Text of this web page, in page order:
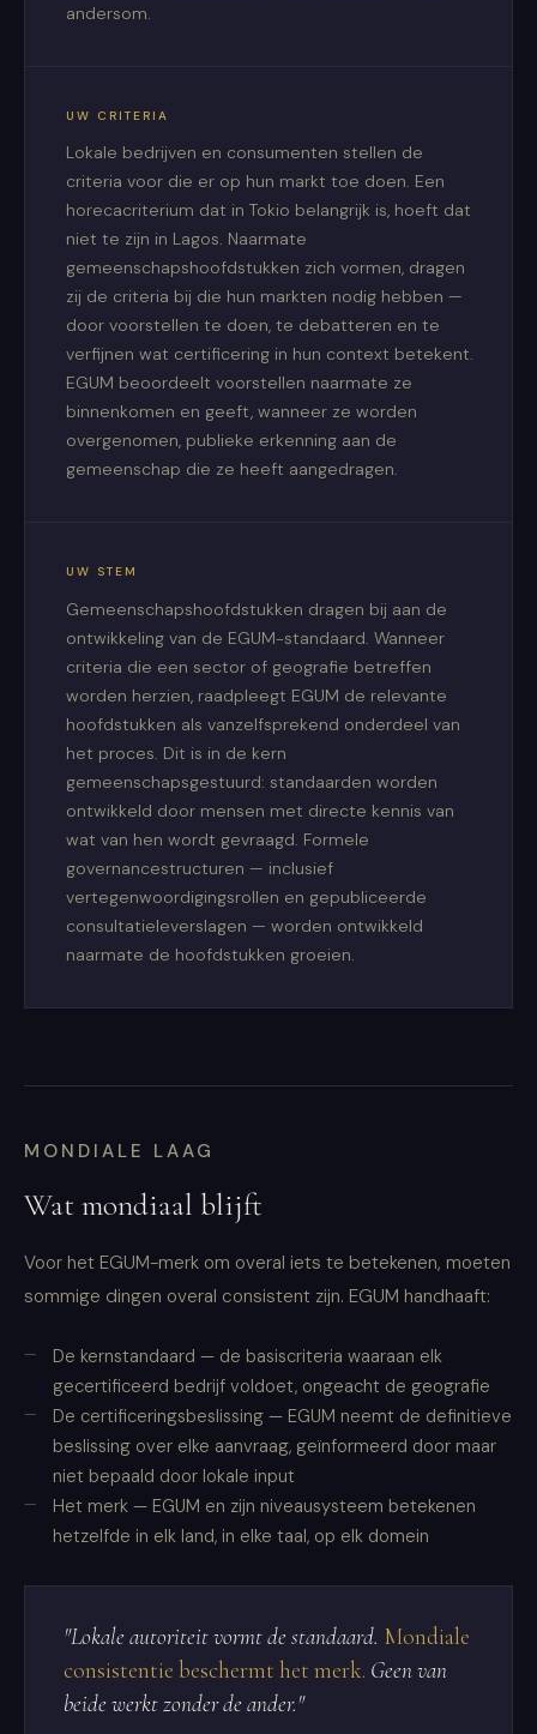
andersom.
UW CRITERIA
Lokale bedrijven en consumenten stellen de
criteria voor die er op hun markt toe doen. Een
horecacriterium dat in Tokio belangrijk is, hoeft dat
niet te zijn in Lagos. Naarmate
gemeenschapshoofdstukken zich vormen, dragen
zij de criteria bij die hun markten nodig hebben —
door voorstellen te doen, te debatteren en te
verfijnen wat certificering in hun context betekent.
EGUM beoordeelt voorstellen naarmate ze
binnenkomen en geeft, wanneer ze worden
overgenomen, publieke erkenning aan de
gemeenschap die ze heeft aangedragen.
UW STEM
Gemeenschapshoofdstukken dragen bij aan de
ontwikkeling van de EGUM-standaard. Wanneer
criteria die een sector of geografie betreffen
worden herzien, raadpleegt EGUM de relevante
hoofdstukken als vanzelfsprekend onderdeel van
het proces. Dit is in de kern
gemeenschapsgestuurd: standaarden worden
ontwikkeld door mensen met directe kennis van
wat van hen wordt gevraagd. Formele
governancestructuren — inclusief
vertegenwoordigingsrollen en gepubliceerde
consultatieleverslagen — worden ontwikkeld
naarmate de hoofdstukken groeien.
MONDIALE LAAG
Wat mondiaal blijft
Voor het EGUM-merk om overal iets te betekenen, moeten
sommige dingen overal consistent zijn. EGUM handhaaft:
De kernstandaard — de basiscriteria waaraan elk
gecertificeerd bedrijf voldoet, ongeacht de geografie
De certificeringsbeslissing — EGUM neemt de definitieve
beslissing over elke aanvraag, geïnformeerd door maar
niet bepaald door lokale input
Het merk — EGUM en zijn niveausysteem betekenen
hetzelfde in elk land, in elke taal, op elk domein
"Lokale autoriteit vormt de standaard. Mondiale
consistentie beschermt het merk. Geen van
beide werkt zonder de ander."